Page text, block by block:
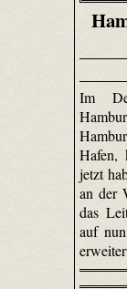
Im
Hafen,
jetzt
an der
das
auf